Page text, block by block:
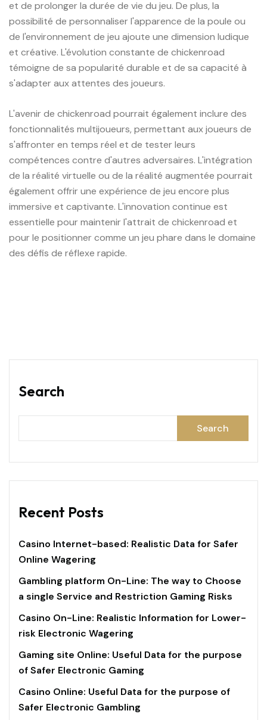
et de prolonger la durée de vie du jeu. De plus, la
possibilité de personnaliser l'apparence de la poule ou
de l'environnement de jeu ajoute une dimension ludique
et créative. L'évolution constante de chickenroad
témoigne de sa popularité durable et de sa capacité à
s'adapter aux attentes des joueurs.
L'avenir de chickenroad pourrait également inclure des
fonctionnalités multijoueurs, permettant aux joueurs de
s'affronter en temps réel et de tester leurs
compétences contre d'autres adversaires. L'intégration
de la réalité virtuelle ou de la réalité augmentée pourrait
également offrir une expérience de jeu encore plus
immersive et captivante. L'innovation continue est
essentielle pour maintenir l'attrait de chickenroad et
pour le positionner comme un jeu phare dans le domaine
des défis de réflexe rapide.
Search
Search
Recent Posts
Casino Internet-based: Realistic Data for Safer
Online Wagering
Gambling platform On-Line: The way to Choose
a single Service and Restriction Gaming Risks
Casino On-Line: Realistic Information for Lower-
risk Electronic Wagering
Gaming site Online: Useful Data for the purpose
of Safer Electronic Gaming
Casino Online: Useful Data for the purpose of
Safer Electronic Gambling